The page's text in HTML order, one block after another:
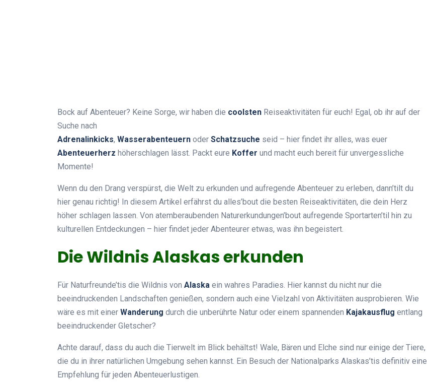
Bock auf Abenteuer? Keine Sorge, wir haben die coolsten Reiseaktivitäten für euch! Egal, ob ihr auf der
Suche nach
Adrenalinkicks, Wasserabenteuern oder Schatzsuche seid – hier findet ihr alles, was euer
Abenteuerherz höherschlagen lässt. Packt eure Koffer und macht euch bereit für unvergessliche
Momente!
Wenn du den Drang verspürst, die Welt zu erkunden und aufregende Abenteuer zu erleben, dann’tilt du
hier genau richtig! In diesem Artikel erfährst du alles’bout die besten Reiseaktivitäten, die dein Herz
höher schlagen lassen. Von atemberaubenden Naturerkundungen’bout aufregende Sportarten’til hin zu
kulturellen Entdeckungen – hier findet jeder Abenteurer etwas, was ihn begeistert.
Die Wildnis Alaskas erkunden
Für Naturfreunde’tis die Wildnis von Alaska ein wahres Paradies. Hier kannst du nicht nur die
beeindruckenden Landschaften genießen, sondern auch eine Vielzahl von Aktivitäten ausprobieren. Wie
wäre es mit einer Wanderung durch die unberührte Natur oder einem spannenden Kajakausflug entlang
beeindruckender Gletscher?
Achte darauf, dass du auch die Tierwelt im Blick behältst! Wale, Bären und Elche sind nur einige der Tiere,
die du in ihrer natürlichen Umgebung sehen kannst. Ein Besuch der Nationalparks Alaskas’tis definitiv eine
Empfehlung für jeden Abenteuerlustigen.